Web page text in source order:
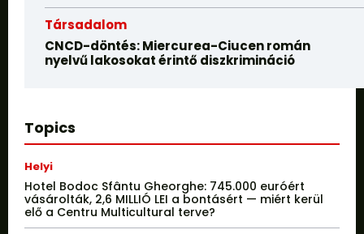
Társadalom
CNCD-döntés: Miercurea-Ciucen román
nyelvű lakosokat érintő diszkrimináció
Topics
Helyi
Hotel Bodoc Sfântu Gheorghe: 745.000 euróért
vásárolták, 2,6 MILLIÓ LEI a bontásért — miért kerül
elő a Centru Multicultural terve?